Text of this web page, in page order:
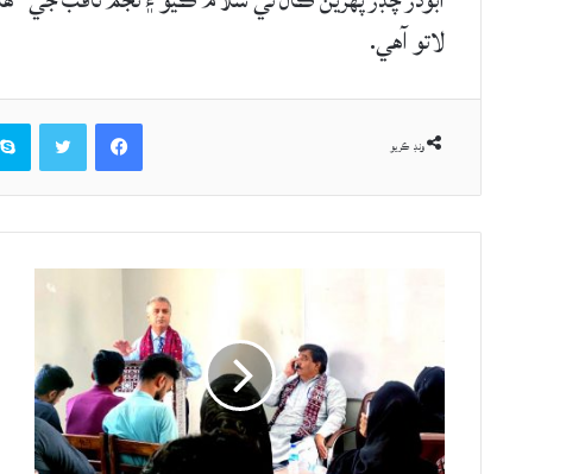
لاتو آهي.
ونڊ ڪريو
Facebook